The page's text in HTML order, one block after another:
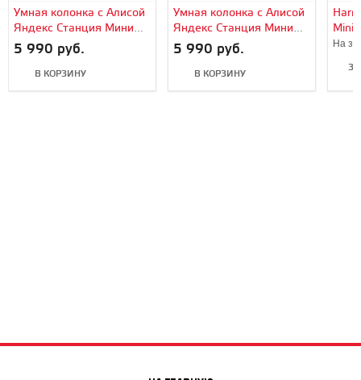
Умная колонка с Алисой
Яндекс Станция Мини
(Black/Черный)
5 990 руб.
В КОРЗИНУ
Умная колонка с Алисой
Яндекс Станция Мини
(White/Белый)
5 990 руб.
В КОРЗИНУ
Mini
На